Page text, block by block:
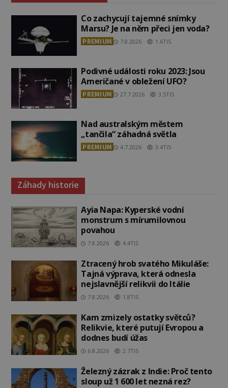
Co zachycují tajemné snímky
Marsu? Je na něm přeci jen voda?
PREMIUM 7.8.2026 1.6TIS
Podivné události roku 2023: Jsou
Američané v obležení UFO?
PREMIUM 27.7.2026 3.5TIS
Nad australským městem
„tančila“ záhadná světla
PREMIUM 4.7.2026 3.4TIS
Záhady historie
Ayia Napa: Kyperské vodní
monstrum s mírumilovnou
povahou
7.8.2026 4.4TIS
Ztracený hrob svatého Mikuláše:
Tajná výprava, která odnesla
nejslavnější relikvii do Itálie
7.8.2026 1.8TIS
Kam zmizely ostatky světců?
Relikvie, které putují Evropou a
dodnes budí úžas
6.8.2026 2.7TIS
Železný zázrak z Indie: Proč tento
sloup už 1 600 let nezná rez?